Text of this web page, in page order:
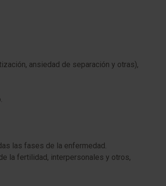
ansiedad de separación y otras),
las fases de la enfermedad.
la fertilidad, interpersonales y otros,